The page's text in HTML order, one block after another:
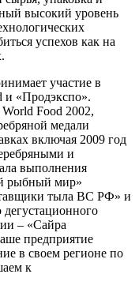
высокий уровень
успехов как на
участие в
и «Продэкспо».
Food 2002,
медали
включая 2009 год
и
выполнения
рыбный мир»
тыла ВС РФ» и
дегустационного
– «Сайра
предприятие
в своем регионе по
к